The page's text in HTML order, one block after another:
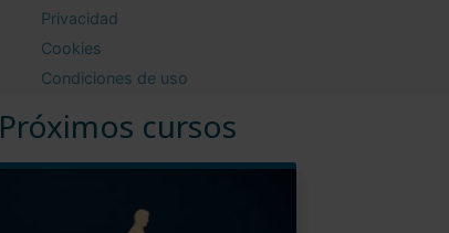
Próximos cursos
Privacidad
Cookies
Condiciones de uso